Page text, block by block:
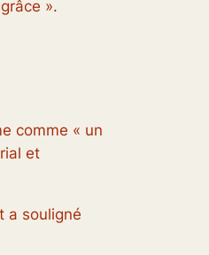
».
comme « un
et
a souligné